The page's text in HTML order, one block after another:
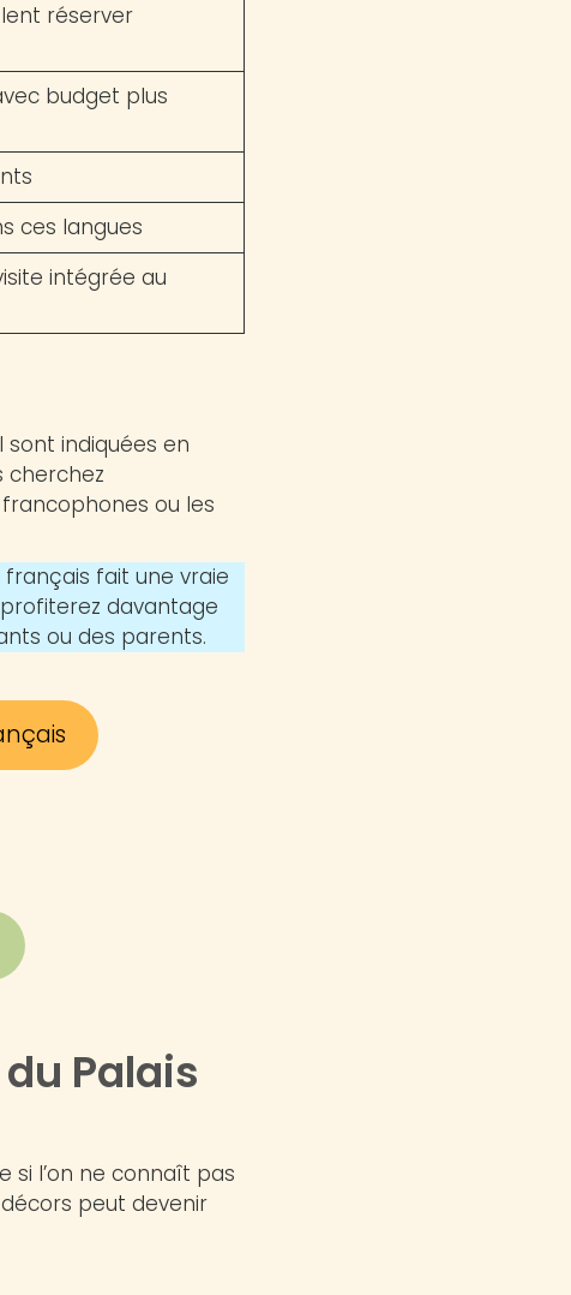
réserver
budget plus
ces langues
intégrée au
sont indiquées en
cherchez
ou les
français fait une vraie
profiterez davantage
ou des parents.
Palais
si l’on ne connaît pas
peut devenir